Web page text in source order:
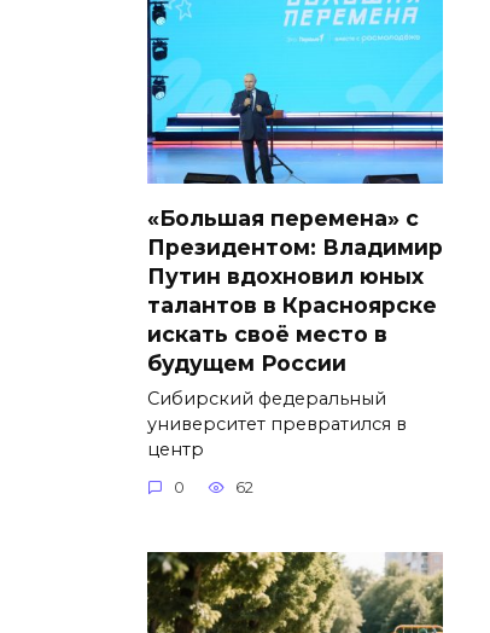
«Большая перемена» с
Президентом: Владимир
Путин вдохновил юных
талантов в Красноярске
искать своё место в
будущем России
Сибирский федеральный
университет превратился в
центр
0 62